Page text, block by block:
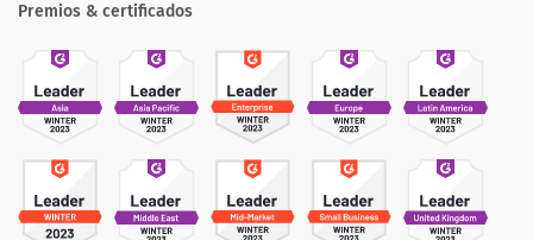
Premios & certificados